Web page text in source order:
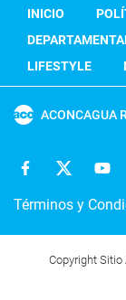
INICIO
LIFESTYLE
ACONCAGUA
Términos y
Copyright